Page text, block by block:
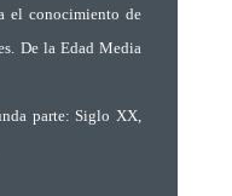
el conocimiento de
De la Edad Media
parte: Siglo XX,